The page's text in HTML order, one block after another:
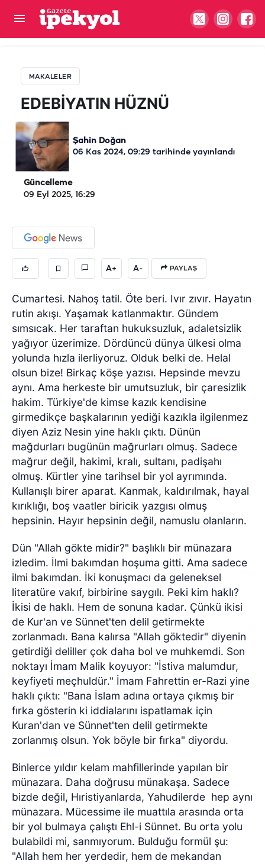
MAKALELER
EDEBİYATIN HÜZNÜ
Şahin Doğan
06 Kas 2024, 09:29 tarihinde yayınlandı
Güncelleme
09 Eyl 2025, 16:29
A+ A- PAYLAŞ
Cumartesi. Nahoş tatil. Öte beri. Ivır zıvır. Hayatın
rutin akışı. Yaşamak katlanmaktır. Gündem
sımsıcak. Her taraftan hukuksuzluk, adaletsizlik
yağıyor üzerimize. Dördüncü dünya ülkesi olma
yolunda hızla ilerliyoruz. Olduk belki de. Helal
olsun bize! Birkaç köşe yazısı. Hepsinde mevzu
aynı. Ama herkeste bir umutsuzluk, bir çaresizlik
hakim. Türkiye'de kimse kazık kendisine
girmedikçe başkalarının yediği kazıkla ilgilenmez
diyen Aziz Nesin yine haklı çıktı. Dünün
mağdurları bugünün mağrurları olmuş. Sadece
mağrur değil, hakimi, kralı, sultanı, padişahı
olmuş. Kürtler yine tarihsel bir yol ayrımında.
Kullanışlı birer aparat. Kanmak, kaldırılmak, hayal
kırıklığı, boş vaatler biricik yazgısı olmuş
hepsinin. Hayır hepsinin değil, namuslu olanların.
Dün "Allah gökte midir?" başlıklı bir münazara
izledim. İlmi bakımdan hoşuma gitti. Ama sadece
ilmi bakımdan. İki konuşmacı da geleneksel
literatüre vakıf, birbirine saygılı. Peki kim haklı?
İkisi de haklı. Hem de sonuna kadar. Çünkü ikisi
de Kur'an ve Sünnet'ten delil getirmekte
zorlanmadı. Bana kalırsa "Allah göktedir" diyenin
getirdiği deliller çok daha bol ve muhkemdi. Son
noktayı İmam Malik koyuyor: "İstiva malumdur,
keyfiyeti meçhuldür." İmam Fahrettin er-Razi yine
haklı çıktı: "Bana İslam adına ortaya çıkmış bir
fırka gösterin ki iddialarını ispatlamak için
Kuran'dan ve Sünnet'ten delil getirmekte
zorlanmış olsun. Yok böyle bir fırka" diyordu.
Binlerce yıldır kelam mahfillerinde yapılan bir
münazara. Daha doğrusu münakaşa. Sadece
bizde değil, Hıristiyanlarda, Yahudilerde hep aynı
münazara. Mücessime ile muattıla arasında orta
bir yol bulmaya çalıştı Ehl-i Sünnet. Bu orta yolu
bulabildi mi, sanmıyorum. Bulduğu formül şu:
"Allah hem her yerdedir, hem de mekandan
EDEBİYATIN HÜZNÜ